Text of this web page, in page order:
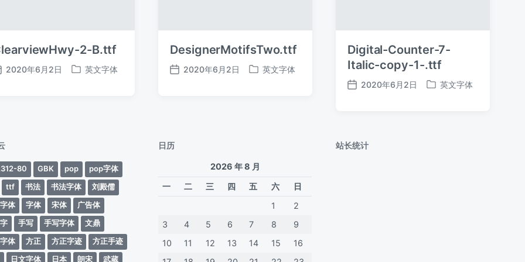
2-B.ttf
2020年6月2日
发
英文字体
DesignerMotifsTwo.ttf
发
2020年6月2日
发
英文字体
Digital-Counter-7-
Italic-copy-1-.ttf
发
2020年6月2日
发
英文字体
80 GBK pop
pop字体
ttf
书法 书法字体
刘殿儒
体
字体 宋体
广告体
手写 手写字体
文鼎
体
方正 方正字迹
方正手迹
日文字体 日本 朗宋 武蔵
日历
2026 年 8 月
一
二 三 四 五 六
日
1
2
3
4 5 6 7 8
9
10
11 12 13 14 15
16
站长统计